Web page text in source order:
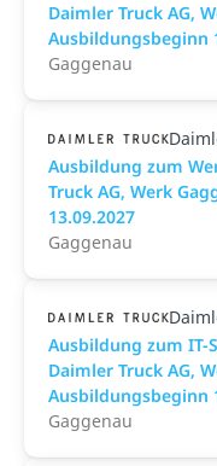
Daimler Truck AG,
Ausbildungsbeginn
Gaggenau
Ausbildung zum
Truck AG, Werk
13.09.2027
Gaggenau
Ausbildung zum
Daimler Truck AG,
Ausbildungsbeginn
Gaggenau